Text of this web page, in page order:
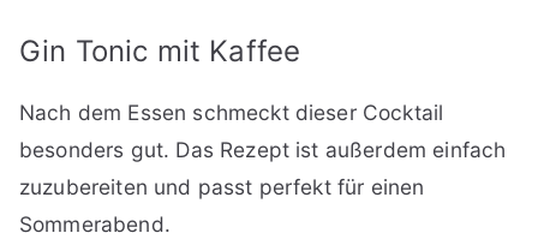
Gin Tonic mit Kaffee
Nach dem Essen schmeckt dieser Cocktail
besonders gut. Das Rezept ist außerdem einfach
zuzubereiten und passt perfekt für einen
Sommerabend.